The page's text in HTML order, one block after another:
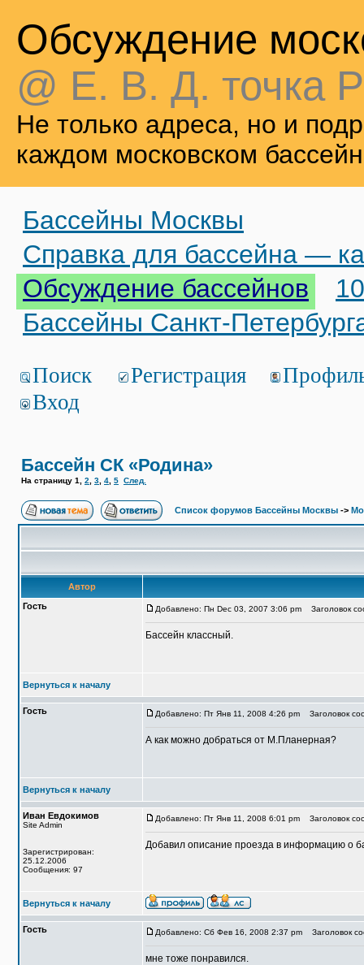
Обсуждение
@ Е. В. Д. точка
Не только адреса, но и
каждом московском
Бассейны Москвы
Справка для бассейна —
Обсуждение бассейнов
Бассейны Санкт-
Поиск Регистрация
Вход
Бассейн СК «Родина»
На страницу 1 2 3 4 5 След.
Список форумов Бассейны Москвы ->
Автор
Гость
Добавлено: Пн Dec 03, 2007 3:06 pm Заголовок
Бассейн классный.
Вернуться к началу
Гость Добавлено: Пт Янв 11, 2008 4:26 pm Заголовок
А как можно добраться от М.Планерная?
Вернуться к началу
Иван Евдокимов
Site Admin
Зарегистрирован:
25.12.2006
Сообщения: 97
Добавлено: Пт Янв 11, 2008 6:01 pm Заголовок
Добавил описание проезда в информацию о
Вернуться к началу
Гость Добавлено: Сб Фев 16, 2008 2:37 pm Заголовок
мне тоже понравился.